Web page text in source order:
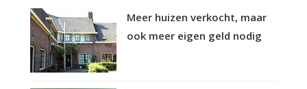
Meer huizen verkocht, maar
ook meer eigen geld nodig